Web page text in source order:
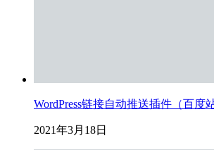
WordPress链接自动推送插件（百度
2021年3月18日